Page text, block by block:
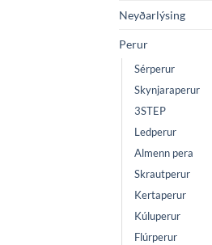
Neyðarlýsing
Perur
Sérperur
Skynjaraperur
3STEP
Ledperur
Almenn pera
Skrautperur
Kertaperur
Kúluperur
Flúrperur